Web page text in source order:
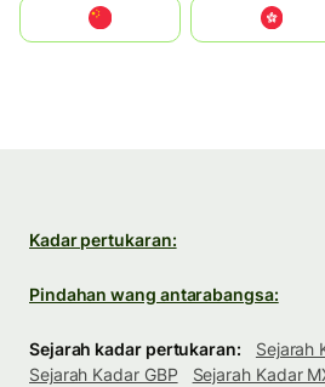
中國香港特別行政區
Kadar pertukaran:
Pindahan wang antarabangsa:
Sejarah kadar pertukaran:
Sejarah
Sejarah Kadar GBP
Sejarah Kadar